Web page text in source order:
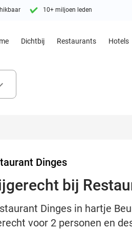
10+ miljoen leden
Dichtbij Restaurants Hotels
Dinges
bij
Dinges in hartje
voor 2 personen en